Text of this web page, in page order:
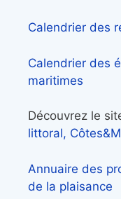
Calendrier des
Calendrier des
maritimes
Découvrez le
littoral,
Annuaire des
de la plaisance